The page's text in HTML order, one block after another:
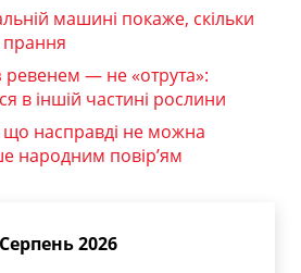
машині покаже, скільки
ревенем — не «отрута»:
в іншій частині рослини
що насправді не можна
народним повір’ям
Серпень 2026